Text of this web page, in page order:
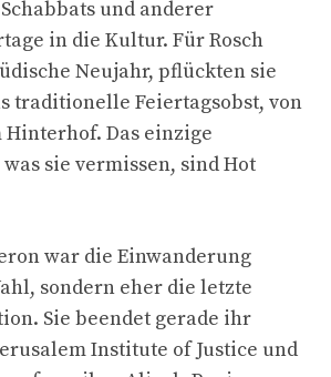
und anderer
in die Kultur. Für Rosch
Neujahr, pflückten sie
traditionelle Feiertagsobst, von
Hinterhof. Das einzige
sie vermissen, sind Hot
war die Einwanderung
sondern eher die letzte
Sie beendet gerade ihr
Institute of Justice und